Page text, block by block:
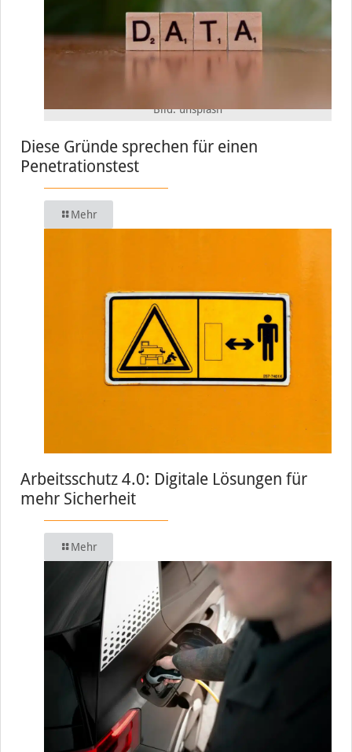
Bild: unsplash
Diese Gründe sprechen für einen
Penetrationstest
Mehr
Arbeitsschutz 4.0: Digitale Lösungen für
mehr Sicherheit
Mehr